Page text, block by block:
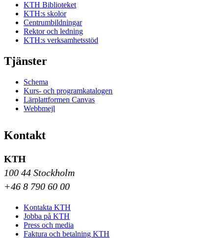
KTH Biblioteket
KTH:s skolor
Centrumbildningar
Rektor och ledning
KTH:s verksamhetsstöd
Tjänster
Schema
Kurs- och programkatalogen
Lärplattformen Canvas
Webbmejl
Kontakt
KTH
100 44 Stockholm
+46 8 790 60 00
Kontakta KTH
Jobba på KTH
Press och media
Faktura och betalning KTH